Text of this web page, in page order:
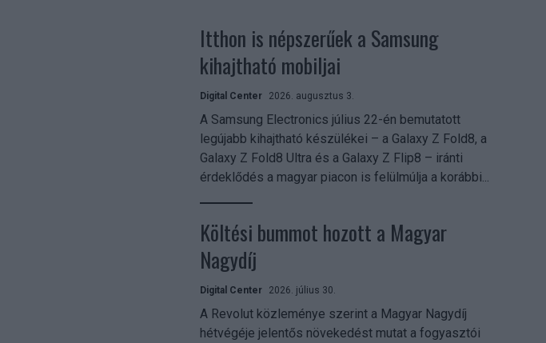
Itthon is népszerűek a Samsung
kihajtható mobiljai
Digital Center 2026. augusztus 3.
A Samsung Electronics július 22-én bemutatott
legújabb kihajtható készülékei – a Galaxy Z Fold8, a
Galaxy Z Fold8 Ultra és a Galaxy Z Flip8 – iránti
érdeklődés a magyar piacon is felülmúlja a korábbi...
Költési bummot hozott a Magyar
Nagydíj
Digital Center 2026. július 30.
A Revolut közleménye szerint a Magyar Nagydíj
hétvégéje jelentős növekedést mutat a fogyasztói